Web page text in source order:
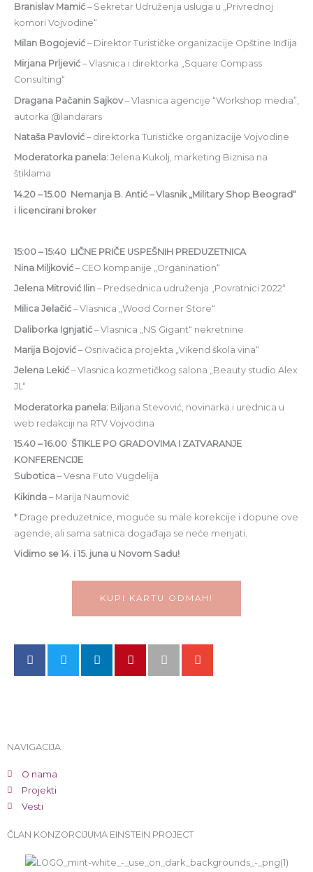
Branislav Mamić – Sekretar Udruženja usluga u „Privrednoj
komori Vojvodine“
Milan Bogojević – Direktor Turističke organizacije Opštine Inđija
Mirjana Prljević – Vlasnica i direktorka „Square Compass
Consulting“
Dragana Pačanin Sajkov– Vlasnica agencije “Workshop media”,
autorka @landarars
Nataša Pavlović – direktorka Turističke organizacije Vojvodine
Moderatorka panela: Jelena Kukolj, marketing Biznisa na
štiklama
14.20 – 15.00 Nemanja B. Antić – Vlasnik „Military Shop Beograd“
i licencirani broker
15:00 – 15:40 LIČNE PRIČE USPEŠNIH PREDUZETNICA
Nina Miljković – CEO kompanije „Organination“
Jelena Mitrović Ilin – Predsednica udruženja „Povratnici 2022“
Milica Jelačić – Vlasnica „Wood Corner Store“
Daliborka Ignjatić – Vlasnica „NS Gigant“ nekretnine
Marija Bojović – Osnivačica projekta „Vikend škola vina“
Jelena Lekić – Vlasnica kozmetičkog salona „Beauty studio Alex
JL“
Moderatorka panela: Biljana Stevović, novinarka i urednica u
web redakciji na RTV Vojvodina
15.40 – 16.00 ŠTIKLE PO GRADOVIMA I ZATVARANJE
KONFERENCIJE
Subotica – Vesna Futo Vugdelija
Kikinda – Marija Naumović
* Drage preduzetnice, moguće su male korekcije i dopune ove
agende, ali sama satnica događaja se neće menjati.
Vidimo se 14. i 15. juna u Novom Sadu!
KUPI KARTU ODMAH!
NAVIGACIJA
O nama
Projekti
Vesti
ČLAN KONZORCIJUMA EINSTEIN PROJECT